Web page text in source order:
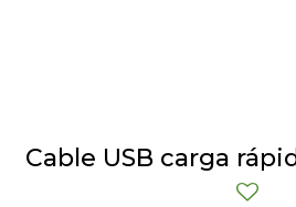
Cable USB carga